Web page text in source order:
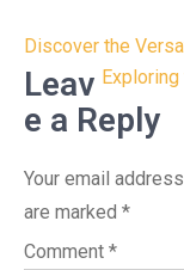
Post
navigation
Discover the
Leav
e a Reply
Your email
are marked *
Comment *